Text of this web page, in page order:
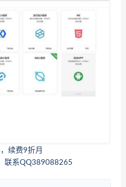
续费9折月
联系QQ389088265